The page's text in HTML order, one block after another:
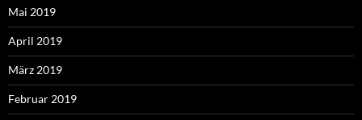
Mai 2019
April 2019
März 2019
Februar 2019